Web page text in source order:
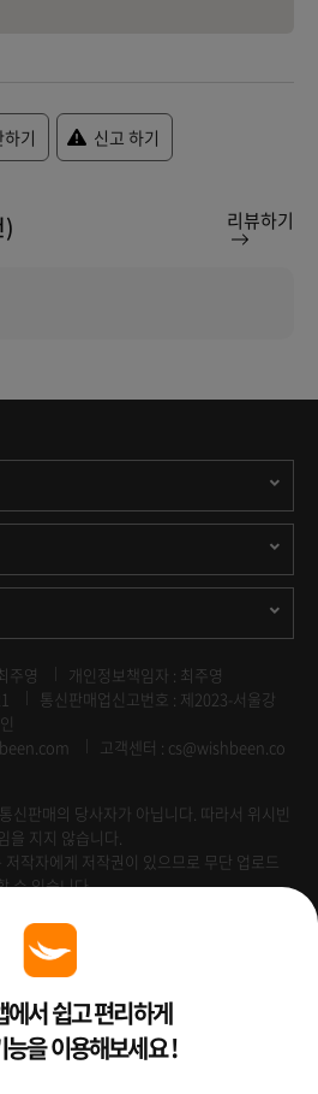
기 신고 하기
) 리뷰하기
주영
개인정보책임자 : 최주영
통신판매업신고번호 : 제2023-서울강
고객센터 : cs@wishbeen.co
신판매의 당사자가 아닙니다. 따라서 위시빈
을 지지 않습니다.
작자에게 저작권이 있으므로 무단 업로드
수 있습니다.
에서 쉽고 편리하게
능을 이용해보세요 !